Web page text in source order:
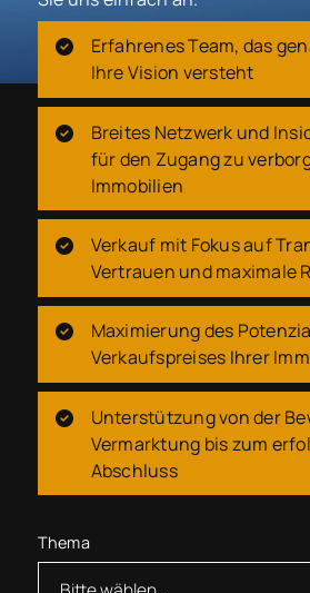
Erfahrenes Team, das
Ihre Vision versteht
Breites Netzwerk und
für den Zugang zu
Immobilien
Verkauf mit Fokus auf
Vertrauen und maximale
Maximierung des
Verkaufspreises Ihrer
Unterstützung von der
Vermarktung bis zum
Abschluss
Thema